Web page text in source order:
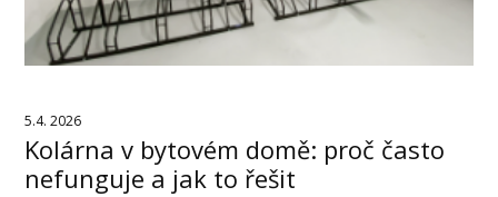
5.4. 2026
Kolárna v bytovém domě: proč často
nefunguje a jak to řešit